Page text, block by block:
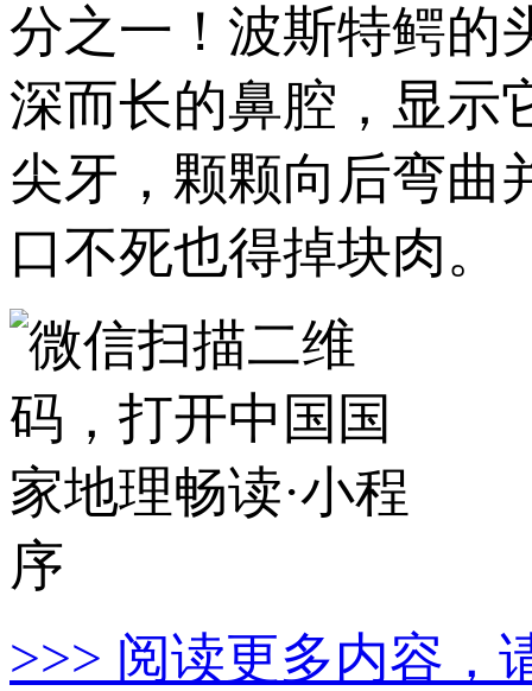
分之一！波斯特鳄的
深而长的鼻腔，显示
尖牙，颗颗向后弯曲
口不死也得掉块肉。
>>> 阅读更多内容，